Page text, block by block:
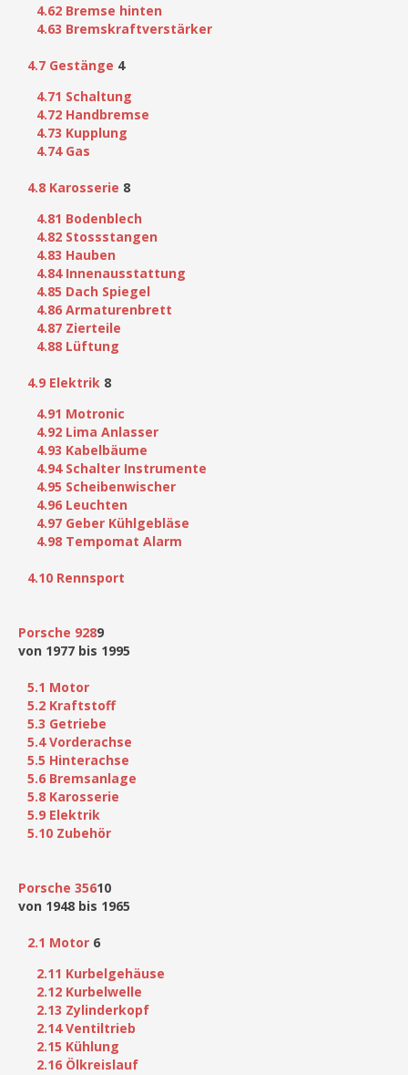
4.62 Bremse hinten
4.63 Bremskraftverstärker
4.7 Gestänge 4
4.71 Schaltung
4.72 Handbremse
4.73 Kupplung
4.74 Gas
4.8 Karosserie 8
4.81 Bodenblech
4.82 Stossstangen
4.83 Hauben
4.84 Innenausstattung
4.85 Dach Spiegel
4.86 Armaturenbrett
4.87 Zierteile
4.88 Lüftung
4.9 Elektrik 8
4.91 Motronic
4.92 Lima Anlasser
4.93 Kabelbäume
4.94 Schalter Instrumente
4.95 Scheibenwischer
4.96 Leuchten
4.97 Geber Kühlgebläse
4.98 Tempomat Alarm
4.10 Rennsport
Porsche 9289
von 1977 bis 1995
5.1 Motor
5.2 Kraftstoff
5.3 Getriebe
5.4 Vorderachse
5.5 Hinterachse
5.6 Bremsanlage
5.8 Karosserie
5.9 Elektrik
5.10 Zubehör
Porsche 35610
von 1948 bis 1965
2.1 Motor 6
2.11 Kurbelgehäuse
2.12 Kurbelwelle
2.13 Zylinderkopf
2.14 Ventiltrieb
2.15 Kühlung
2.16 Ölkreislauf